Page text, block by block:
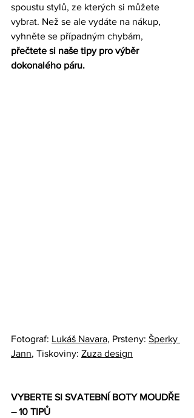
spoustu stylů, ze kterých si můžete
vybrat. Než se ale vydáte na nákup,
vyhněte se případným chybám,
přečtete si naše tipy pro výběr
dokonalého páru.
Fotograf: Lukáš Navara, Prsteny: Šperky
Jann, Tiskoviny: Zuza design
VYBERTE SI SVATEBNÍ BOTY MOUDŘE
– 10 TIPŮ